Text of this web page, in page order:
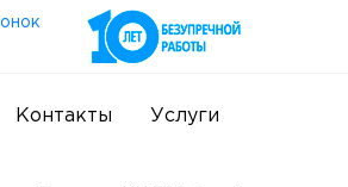
Контакты Услуги